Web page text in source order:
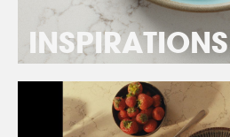
INSPIRATIONS